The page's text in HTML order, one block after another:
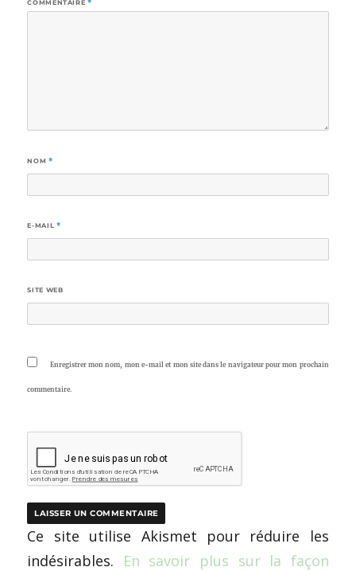
COMMENTAIRE *
NOM *
E-MAIL *
SITE WEB
Enregistrer mon nom, mon e-mail et mon site dans le navigateur pour mon prochain
commentaire.
Ce site utilise Akismet pour réduire les
indésirables. En savoir plus sur la façon